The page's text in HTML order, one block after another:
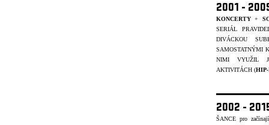
2001 -
KONCERTY +
SERIÁL
DIVÁCKOU
SAMOSTATNÝMI
NIMI VYUŽIL
AKTIVITÁCH (HIP-
2002 -
ŠANCE pro